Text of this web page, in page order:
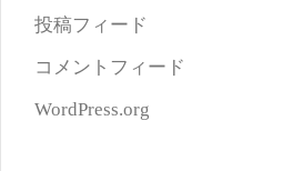
投稿フィード
コメントフィード
WordPress.org